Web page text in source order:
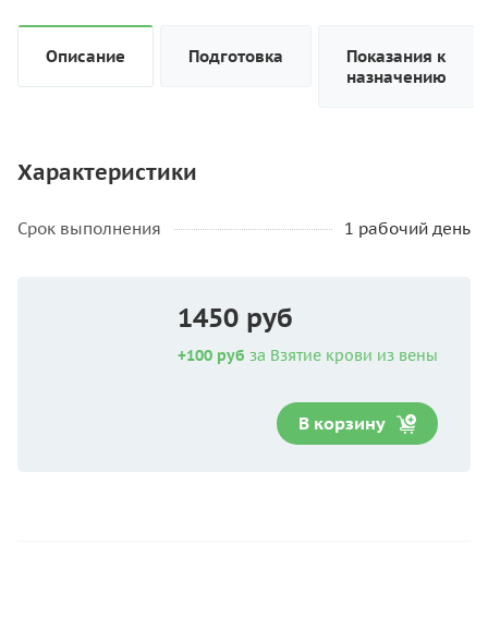
Описание Подготовка
Показания к
назначению
Характеристики
Срок выполнения 1 рабочий день
1450 руб
+100 руб за Взятие крови из вены
В корзину